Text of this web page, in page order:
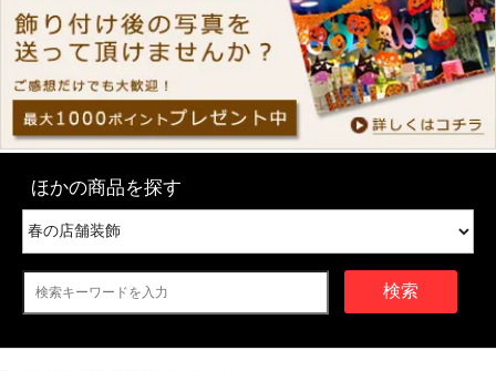
ほかの商品を探す
検索